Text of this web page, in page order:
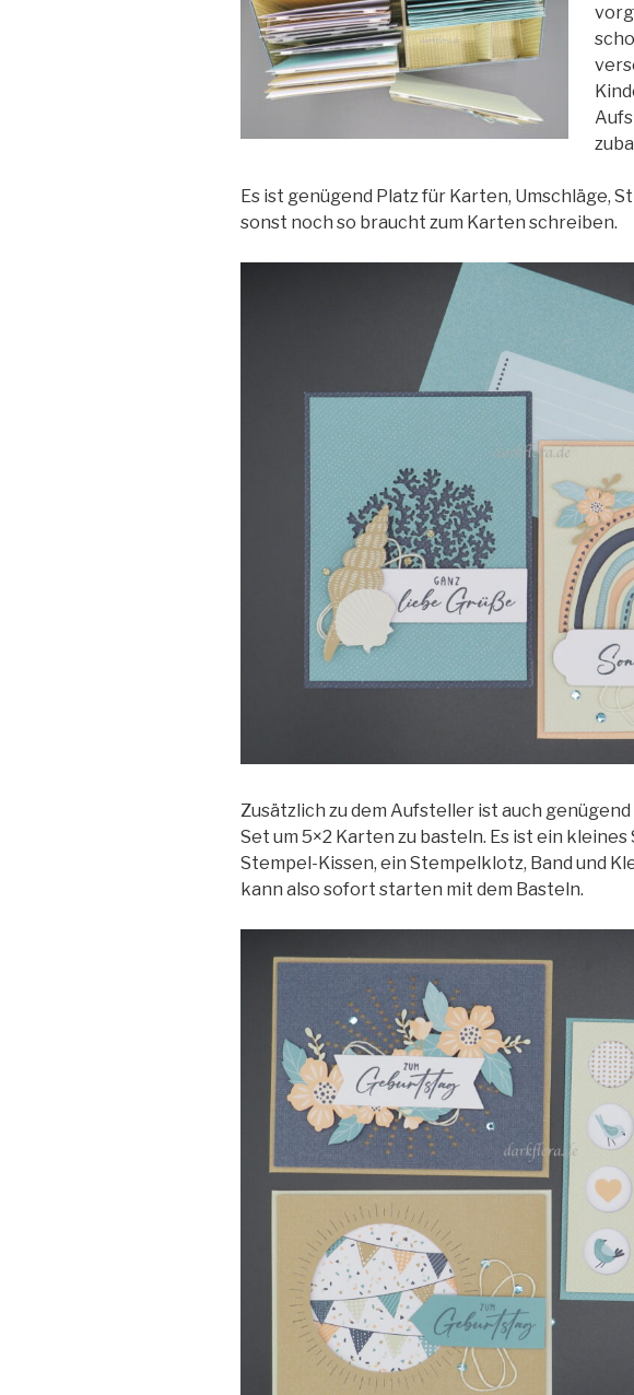
Es ist genügend Platz für Karten, Umschläge,
sonst noch so braucht zum Karten schreiben.
Zusätzlich zu dem Aufsteller ist auch
Set um 5×2 Karten zu basteln. Es ist ein
Stempel-Kissen, ein Stempelklotz, Band und
kann also sofort starten mit dem Basteln.